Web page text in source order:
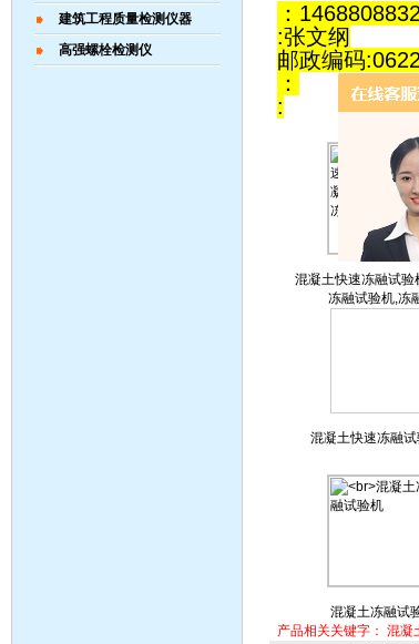
建筑工程质量检测仪器
高强螺栓检测仪
：1468808832
:张文纲
邮政编码
：
:
混凝土快速冻融试验
冻融试验机,冻
混凝土快速冻融试
混凝土冻融试
产品相关关键字： 混凝